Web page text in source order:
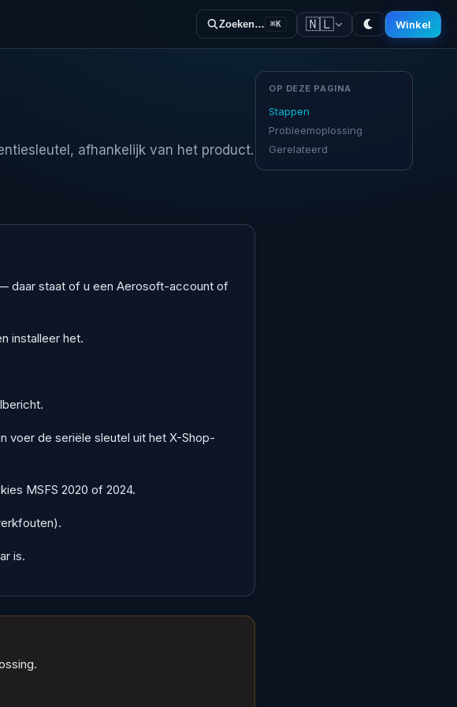
Zoeken… ⌘K 🇳🇱 Winkel
afhankelijk van het product.
daar staat of u een Aerosoft-account of
installeer het.
voer de seriële sleutel uit het X-Shop-
MSFS 2020 of 2024.
is.
OP DEZE PAGINA
Stappen
Probleemoplossing
Gerelateerd